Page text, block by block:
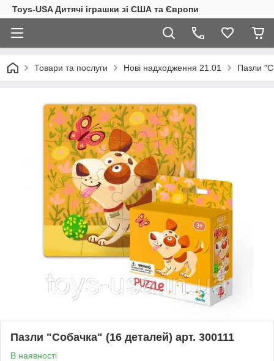
Toys-USA Дитячі іграшки зі США та Європи
Товари та послуги Нові надходження 21.01 Пазли
Пазли "Собачка" (16 деталей) арт. 300111
В наявності